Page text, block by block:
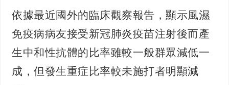
依據最近國外的臨床觀察報告，顯示風濕
免疫病病友接受新冠肺炎疫苗注射後而產
生中和性抗體的比率雖較一般群眾減低一
成，但發生重症比率較未施打者明顯減